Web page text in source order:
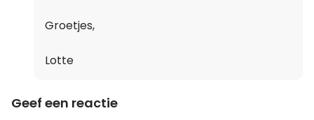
Groetjes,
Lotte
Geef een reactie